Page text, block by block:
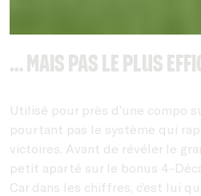
… mais pas le plus
Utilisé pour près d’une compo
pourtant pas le système qui
victoires. Avant de révéler le
petit aparté sur le bonus 4-
Car dans les chiffres, c’est lui